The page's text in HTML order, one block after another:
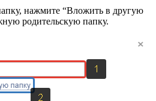
нажмите “Вложить в другую
родительскую папку.